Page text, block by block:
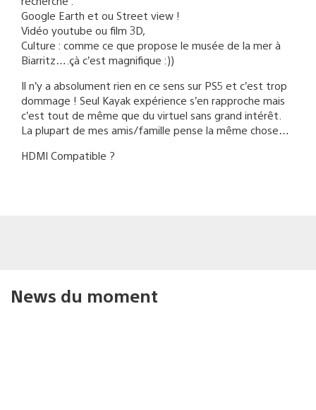
Google Earth et ou Street view !
Vidéo youtube ou film 3D,
Culture : comme ce que propose le musée de la mer à
Biarritz….çà c’est magnifique :))
Il n’y a absolument rien en ce sens sur PS5 et c’est trop
dommage ! Seul Kayak expérience s’en rapproche mais
c’est tout de même que du virtuel sans grand intérêt.
La plupart de mes amis/famille pense la même chose…
HDMI Compatible ?
News du moment